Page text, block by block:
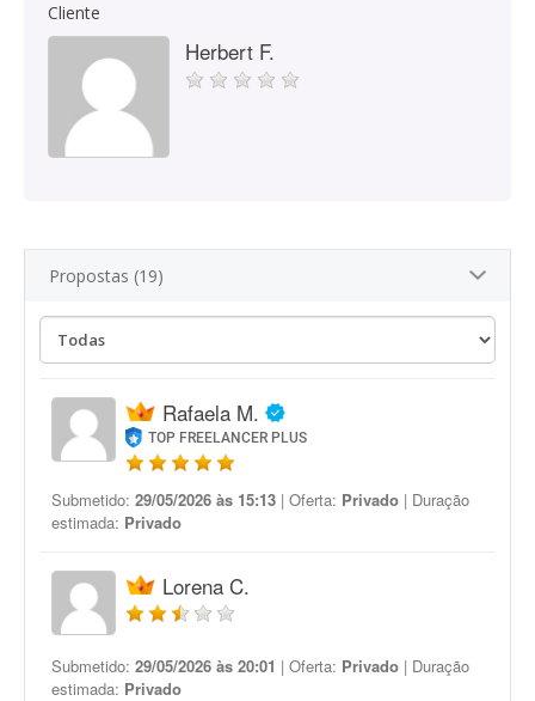
Cliente
Herbert F.
Propostas (19)
Rafaela M.
TOP FREELANCER PLUS
Submetido: 29/05/2026 às 15:13 | Oferta: Privado | Duração
estimada: Privado
Lorena C.
Submetido: 29/05/2026 às 20:01 | Oferta: Privado | Duração
estimada: Privado